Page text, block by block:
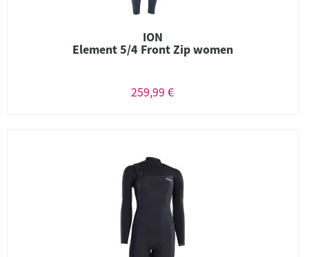
ION
Element 5/4 Front Zip women
259,99 €